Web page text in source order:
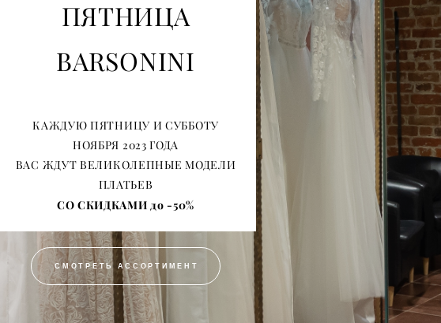
ПЯТНИЦА
BARSONINI
КАЖДУЮ ПЯТНИЦУ И СУББОТУ
НОЯБРЯ 2023 ГОДА
ВАС ЖДУТ ВЕЛИКОЛЕПНЫЕ МОДЕЛИ
ПЛАТЬЕВ
СО СКИДКАМИ до -50%
СМОТРЕТЬ АССОРТИМЕНТ